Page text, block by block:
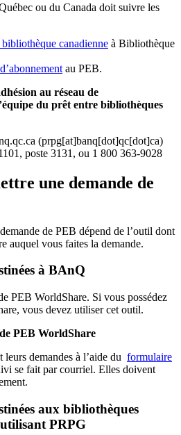
ou du Canada doit suivre les
canadienne à Bibliothèque
au PEB.
au réseau de
du prêt entre bibliothèques
(prpg[at]banq[dot]qc[dot]ca)
poste 3131, ou 1 800 363-9028
une demande de
de PEB dépend de l’outil dont
auquel vous faites la demande.
à BAnQ
PEB WorldShare. Si vous possédez
vous devez utiliser cet outil.
PEB WorldShare
demandes à l’aide du formulaire
se fait par courriel. Elles doivent
aux bibliothèques
PRPG